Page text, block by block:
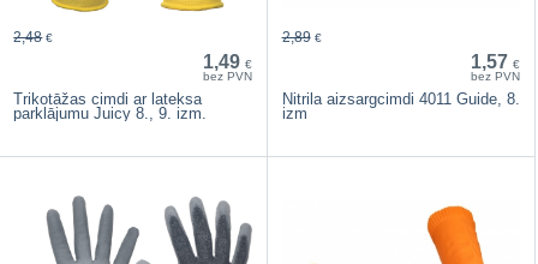
1,49 €
bez PVN
2,48 €
Trikotāžas cimdi ar lateksa
parklājumu Juicy 8., 9. izm.
1,57 €
bez PVN
2,89 €
Nitrila aizsargcimdi 4011 Guide, 8.
izm